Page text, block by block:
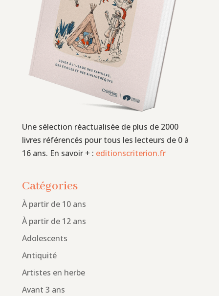
Une sélection réactualisée de plus de 2000
livres référencés pour tous les lecteurs de 0 à
16 ans. En savoir + : editionscriterion.fr
Catégories
À partir de 10 ans
À partir de 12 ans
Adolescents
Antiquité
Artistes en herbe
Avant 3 ans